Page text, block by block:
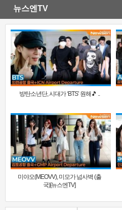
뉴스엔TV
방탄소년단, 시대가 ‘BTS’ 원해🎵 ..
미야오(MEOVV), 미모가 넘사벽 (출
국)[뉴스엔TV]